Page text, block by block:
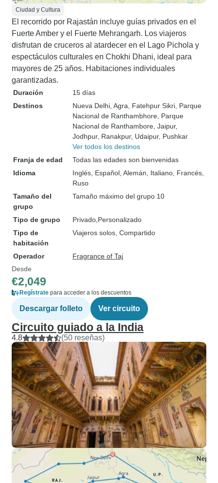
Ciudad y Cultura
El recorrido por Rajastán incluye guías privados en el
Fuerte Amber y el Fuerte Mehrangarh. Los viajeros
disfrutan de cruceros al atardecer en el Lago Pichola y
espectáculos culturales en Chokhi Dhani, ideal para
mayores de 25 años. Habitaciones individuales
garantizadas.
Duración
15 días
Destinos
Nueva Delhi , Agra , Fatehpur Sikri , Parque
Nacional de Ranthambhore , Parque
Nacional de Ranthambore , Jaipur,
Jodhpur, Ranakpur, Udaipur, Pushkar
Ver todos los destinos
Franja de edad
Todas las edades son bienvenidas
Idioma
Inglés, Español, Alemán, Italiano, Francés,
Ruso
Tamaño del
grupo
Tamaño máximo del grupo 10
Tipo de grupo Privado Personalizado
Tipo de
habitación
Viajeros solos, Compartido
Operador
Fragrance of Taj
Desde
€2,049
Regístrate para acceder a los descuentos
Descargar folleto Ver circuito
Circuito guiado a la India
4.8 (50 reseñas)